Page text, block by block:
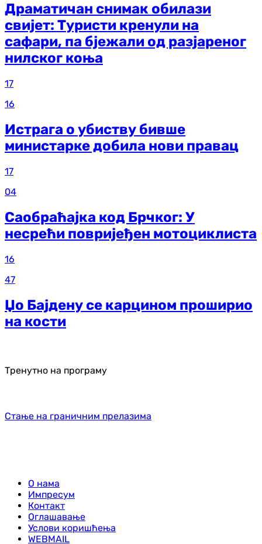
Драматичан снимак обилази
свијет: Туристи кренули на
сафари, па бјежали од разјареног
нилског коња
17
16
Истрага о убиству бивше
министарке добила нови правац
17
04
Саобраћајка код Брчког: У
несрећи повријеђен мотоциклиста
16
47
Џо Бајдену се карцином проширио
на кости
Тренутно на програму
Стање на граничним прелазима
О нама
Импресум
Контакт
Оглашавање
Услови коришћења
WEBMAIL